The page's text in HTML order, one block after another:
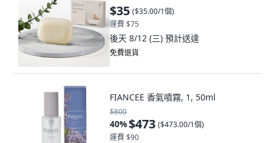
$35 ($35.00/1個)
運費 $75
後天 8/12 (三) 預計送達
免費退貨
FIANCEE 香氣噴霧, 1, 50ml
$800
40%$473 ($473.00/1個)
運費 $90